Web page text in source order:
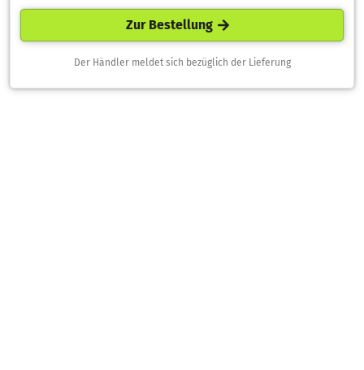
Zur Bestellung
Der Händler meldet sich bezüglich der Lieferung